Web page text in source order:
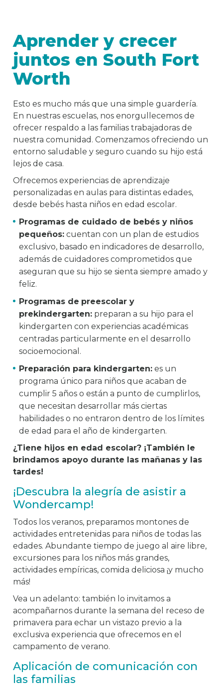
Aprender y crecer
juntos en South Fort
Worth
Esto es mucho más que una simple guardería.
En nuestras escuelas, nos enorgullecemos de
ofrecer respaldo a las familias trabajadoras de
nuestra comunidad. Comenzamos ofreciendo un
entorno saludable y seguro cuando su hijo está
lejos de casa.
Ofrecemos experiencias de aprendizaje
personalizadas en aulas para distintas edades,
desde bebés hasta niños en edad escolar.
Programas de cuidado de bebés y niños
pequeños: cuentan con un plan de estudios
exclusivo, basado en indicadores de desarrollo,
además de cuidadores comprometidos que
aseguran que su hijo se sienta siempre amado y
feliz.
Programas de preescolar y
prekindergarten: preparan a su hijo para el
kindergarten con experiencias académicas
centradas particularmente en el desarrollo
socioemocional.
Preparación para kindergarten: es un
programa único para niños que acaban de
cumplir 5 años o están a punto de cumplirlos,
que necesitan desarrollar más ciertas
habilidades o no entraron dentro de los límites
de edad para el año de kindergarten.
¿Tiene hijos en edad escolar? ¡También le
brindamos apoyo durante las mañanas y las
tardes!
¡Descubra la alegría de asistir a
Wondercamp!
Todos los veranos, preparamos montones de
actividades entretenidas para niños de todas las
edades. Abundante tiempo de juego al aire libre,
excursiones para los niños más grandes,
actividades empíricas, comida deliciosa ¡y mucho
más!
Vea un adelanto: también lo invitamos a
acompañarnos durante la semana del receso de
primavera para echar un vistazo previo a la
exclusiva experiencia que ofrecemos en el
campamento de verano.
Aplicación de comunicación con
las familias